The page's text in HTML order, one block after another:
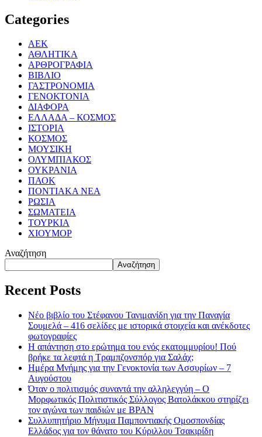
Categories
ΑΕΚ
ΑΘΛΗΤΙΚΑ
ΑΡΘΡΟΓΡΑΦΙΑ
ΒΙΒΛΙΟ
ΓΑΣΤΡΟΝΟΜΙΑ
ΓΕΝΟΚΤΟΝΙΑ
ΔΙΑΦΟΡΑ
ΕΛΛΑΔΑ – ΚΟΣΜΟΣ
ΙΣΤΟΡΙΑ
ΚΟΣΜΟΣ
ΜΟΥΣΙΚΗ
ΟΛΥΜΠΙΑΚΟΣ
ΟΥΚΡΑΝΙΑ
ΠΑΟΚ
ΠΟΝΤΙΑΚΑ ΝΕΑ
ΡΩΣΙΑ
ΣΩΜΑΤΕΙΑ
ΤΟΥΡΚΙΑ
ΧΙΟΥΜΟΡ
Αναζήτηση
Αναζήτηση
Recent Posts
Νέο βιβλίο του Στέφανου Τανιμανίδη για την Παναγία
Σουμελά – 416 σελίδες με ιστορικά στοιχεία και ανέκδοτες
φωτογραφίες
Η απάντηση στο ερώτημα του ενός εκατομμυρίου! Πού
βρήκε τα λεφτά η Τραμπζονσπόρ για Σαλάχ;
Ημέρα Μνήμης για την Γενοκτονία των Ασσυρίων – 7
Αυγούστου
Όταν ο πολιτισμός συναντά την αλληλεγγύη – Ο
Μορφωτικός Πολιτιστικός Σύλλογος Βατολάκκου στηρίζει
τον αγώνα των παιδιών με BPAN
Συλλυπητήριο Μήνυμα Παμποντιακής Ομοσπονδίας
Ελλάδος για τον θάνατο του Κύριλλου Τσακιρίδη